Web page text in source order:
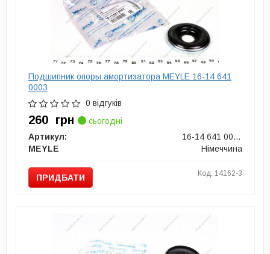
Подшипник опоры амортизатора MEYLE 16-14 641
0003
0 відгуків
260 грн
сьогодні
Артикул:
16-14 641 0003
MEYLE
Німеччина
ПРИДБАТИ Код: 14162-3